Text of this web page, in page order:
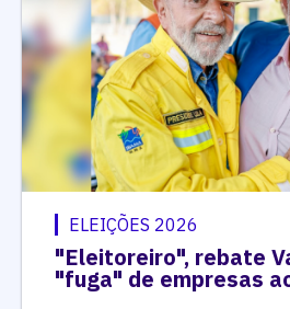
ELEIÇÕES 2026
"Eleitoreiro", rebate
"fuga" de empresas